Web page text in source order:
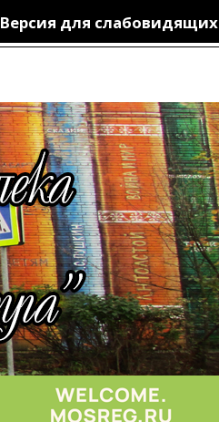
Версия для слабовидящих